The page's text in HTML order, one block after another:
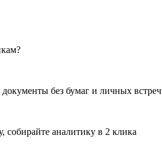
без бумаг и личных встреч
собирайте аналитику в 2 клика